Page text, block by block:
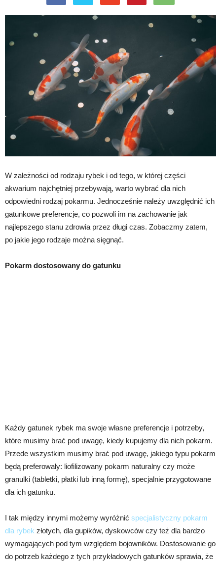
W zależności od rodzaju rybek i od tego, w której części
akwarium najchętniej przebywają, warto wybrać dla nich
odpowiedni rodzaj pokarmu. Jednocześnie należy uwzględnić ich
gatunkowe preferencje, co pozwoli im na zachowanie jak
najlepszego stanu zdrowia przez długi czas. Zobaczmy zatem,
po jakie jego rodzaje można sięgnąć.
Pokarm dostosowany do gatunku
Każdy gatunek rybek ma swoje własne preferencje i potrzeby,
które musimy brać pod uwagę, kiedy kupujemy dla nich pokarm.
Przede wszystkim musimy brać pod uwagę, jakiego typu pokarm
będą preferowały: liofilizowany pokarm naturalny czy może
granulki (tabletki, płatki lub inną formę), specjalnie przygotowane
dla ich gatunku.
I tak między innymi możemy wyróżnić specjalistyczny pokarm
dla rybek złotych, dla gupików, dyskowców czy też dla bardzo
wymagających pod tym względem bojowników. Dostosowanie go
do potrzeb każdego z tych przykładowych gatunków sprawia, że